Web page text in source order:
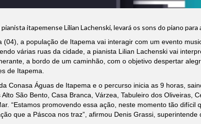
itapemense Lilian Lachenski, levará os sons do piano para
(04), a população de Itapema vai interagir com um evento
várias ruas da cidade, a pianista Lilian Lachenski vai
a bordo de um caminhão, com o objetivo despertar
de Itapema.
Conasa Águas de Itapema e o percurso inicia as 9 horas,
São Bento, Casa Branca, Várzea, Tabuleiro dos Oliveiras,
“Estamos promovendo essa ação, neste momento tão difícil
que a Páscoa nos traz”, afirmou Denis Grassi,